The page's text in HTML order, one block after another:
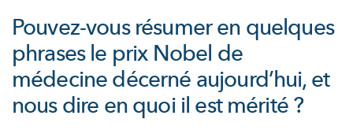
Pouvez-vous résumer en quelques
phrases le prix Nobel de
médecine décerné aujourd’hui, et
nous dire en quoi il est mérité ?